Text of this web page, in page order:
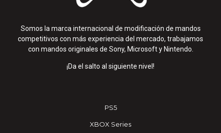
Somos la marca internacional de modificación de mandos
competitivos con más experiencia del mercado, trabajamos
con mandos originales de Sony, Microsoft y Nintendo.
¡Da el salto al siguiente nivel!
PS5
XBOX Series